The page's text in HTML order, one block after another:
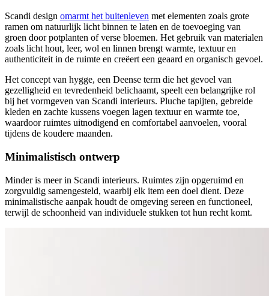
Scandi design omarmt het buitenleven met elementen zoals grote
ramen om natuurlijk licht binnen te laten en de toevoeging van
groen door potplanten of verse bloemen. Het gebruik van materialen
zoals licht hout, leer, wol en linnen brengt warmte, textuur en
authenticiteit in de ruimte en creëert een geaard en organisch gevoel.
Het concept van hygge, een Deense term die het gevoel van
gezelligheid en tevredenheid belichaamt, speelt een belangrijke rol
bij het vormgeven van Scandi interieurs. Pluche tapijten, gebreide
kleden en zachte kussens voegen lagen textuur en warmte toe,
waardoor ruimtes uitnodigend en comfortabel aanvoelen, vooral
tijdens de koudere maanden.
Minimalistisch ontwerp
Minder is meer in Scandi interieurs. Ruimtes zijn opgeruimd en
zorgvuldig samengesteld, waarbij elk item een doel dient. Deze
minimalistische aanpak houdt de omgeving sereen en functioneel,
terwijl de schoonheid van individuele stukken tot hun recht komt.